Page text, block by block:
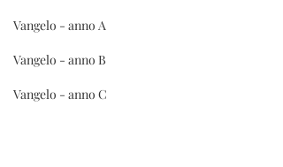
Vangelo - anno A
Vangelo - anno B
Vangelo - anno C